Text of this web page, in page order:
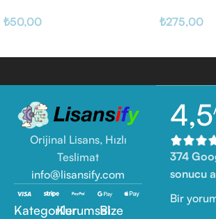
₺50,00
₺275,00
Orijinal Lisans, Hızlı
Teslimat
info@lisansify.com
KategorilerKurumsalBize
4,5
374
sonucu
Bir